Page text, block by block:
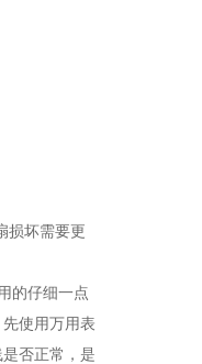
损坏需要更
的仔细一点
使用万用表
否正常，是